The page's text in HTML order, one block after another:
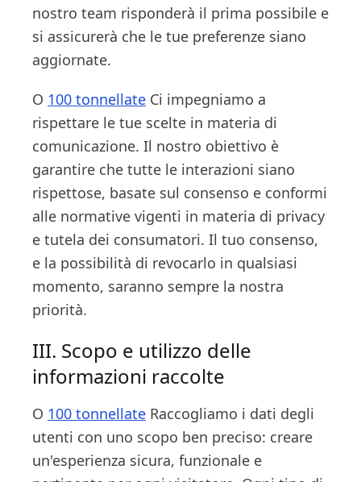
nostro team risponderà il prima possibile e
si assicurerà che le tue preferenze siano
aggiornate.
O 100 tonnellate Ci impegniamo a
rispettare le tue scelte in materia di
comunicazione. Il nostro obiettivo è
garantire che tutte le interazioni siano
rispettose, basate sul consenso e conformi
alle normative vigenti in materia di privacy
e tutela dei consumatori. Il tuo consenso,
e la possibilità di revocarlo in qualsiasi
momento, saranno sempre la nostra
priorità.
III. Scopo e utilizzo delle
informazioni raccolte
O 100 tonnellate Raccogliamo i dati degli
utenti con uno scopo ben preciso: creare
un'esperienza sicura, funzionale e